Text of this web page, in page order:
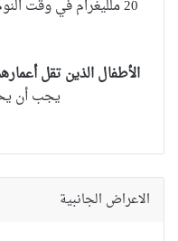
20 ملليغرام في وقت
الأطفال الذين تقل أعمارهم عن
يجب أن
الاعراض الجانبية